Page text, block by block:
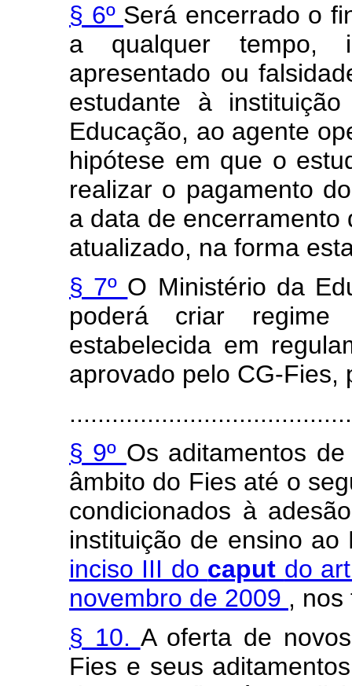
§ 6º Será encerrado o
a qualquer tempo,
apresentado ou
estudante à
Educação, ao agente
hipótese em que o
realizar o pagamento
a data de encerramento
atualizado, na forma
§ 7º O Ministério da
poderá criar
estabelecida em
aprovado pelo CG-Fies,
§ 9º Os aditamentos
âmbito do Fies até o
condicionados à
instituição de ensino
inciso III do caput do
novembro de 2009 , nos
§ 10. A oferta de
Fies e seus